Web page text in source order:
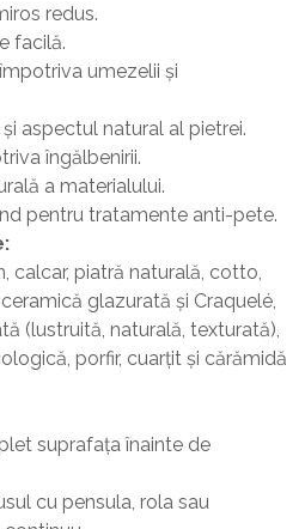
redus.
facilă.
umezelii și
aspectul natural al pietrei.
îngălbenirii.
a materialului.
pentru tratamente anti-pete.
calcar, piatră naturală, cotto,
glazurată și Craquelé,
(lustruită, naturală, texturată),
porfir, cuarțit și cărămidă
suprafața înainte de
cu pensula, rola sau